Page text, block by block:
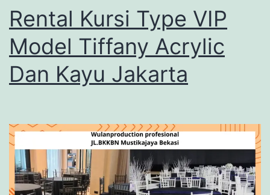
Rental Kursi Type VIP
Model Tiffany Acrylic
Dan Kayu Jakarta